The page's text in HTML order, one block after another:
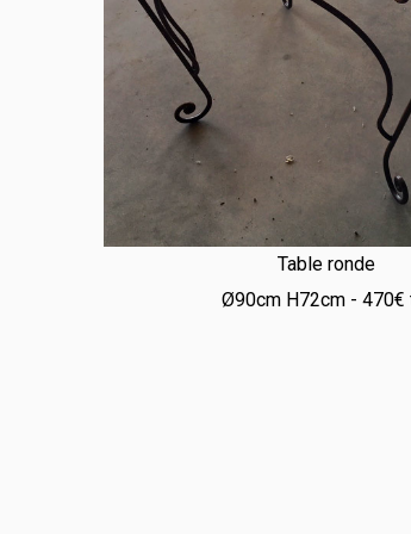
Table ronde
Ø90cm H72cm - 470€